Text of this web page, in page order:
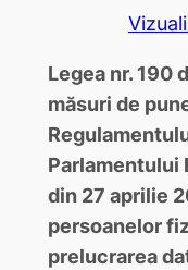
Legea nr. 190
măsuri de
Parlamentului
din 27 aprilie
persoanelor
prelucrarea